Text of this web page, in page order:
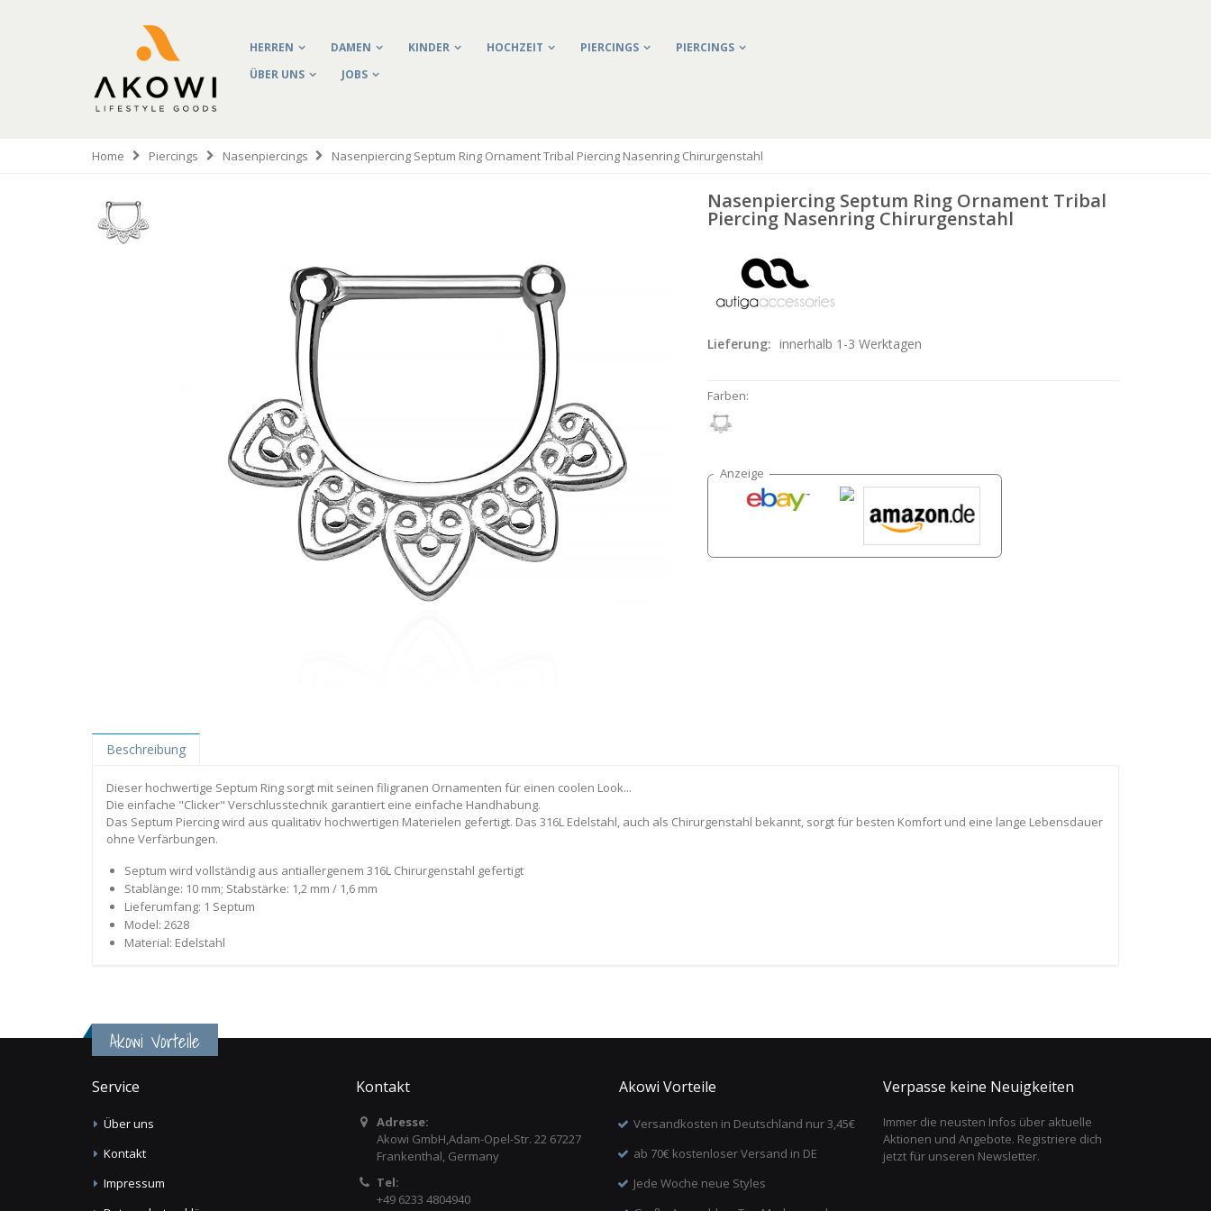
HERREN DAMEN KINDER HOCHZEIT PIERCINGS
PIERCINGS
ÜBER UNS
JOBS
Home Piercings Nasenpiercings Nasenpiercing Septum Ring Ornament Tribal Piercing Nasenring Chirurgenstahl
Nasenpiercing Septum Ring Ornament Tribal
Piercing Nasenring Chirurgenstahl
Lieferung: innerhalb 1-3 Werktagen
Farben:
Beschreibung
Dieser hochwertige Septum Ring sorgt mit seinen filigranen Ornamenten für einen coolen Look...
Die einfache "Clicker" Verschlusstechnik garantiert eine einfache Handhabung.
Das Septum Piercing wird aus qualitativ hochwertigen Materielen gefertigt. Das 316L Edelstahl, auch als Chirurgenstahl bekannt, sorgt für besten Komfort und eine lange Lebensdauer
ohne Verfärbungen.
Septum wird vollständig aus antiallergenem 316L Chirurgenstahl gefertigt
Stablänge: 10 mm; Stabstärke: 1,2 mm / 1,6 mm
Lieferumfang: 1 Septum
Model: 2628
Material: Edelstahl
Akowi Vorteile
Service
Über uns
Kontakt
Impressum
Kontakt
Adresse:
Akowi GmbH,Adam-Opel-Str. 22 67227
Frankenthal, Germany
Tel:
+49 6233 4804940
Akowi Vorteile
Versandkosten in Deutschland nur 3,45€
ab 70€ kostenloser Versand in DE
Jede Woche neue Styles
Verpasse keine Neuigkeiten
Immer die neusten Infos über aktuelle
Aktionen und Angebote. Registriere dich
jetzt für unseren Newsletter.